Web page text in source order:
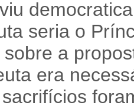
seria o
a
era